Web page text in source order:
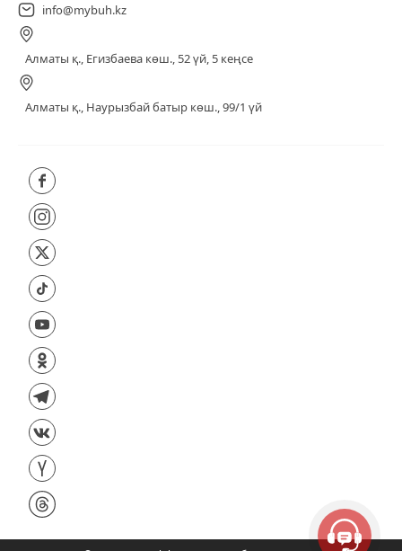
info@mybuh.kz
Алматы қ., Егизбаева көш., 52 үй, 5 кеңсе
Алматы қ., Наурызбай батыр көш., 99/1 үй